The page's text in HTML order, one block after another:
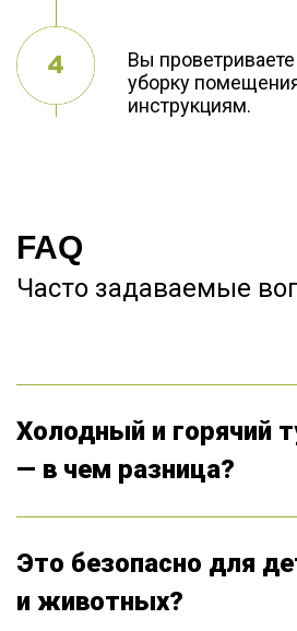
Вы
уборку
инструкциям.
FAQ
Часто задаваемые
Холодный и горячий
— в чем разница?
Химические средства имеют разный
только совместно с холодным туманом
усилителем эффекта от основной
средствам горячего тумана
сопротивление у большинства
Это безопасно для
и животных?